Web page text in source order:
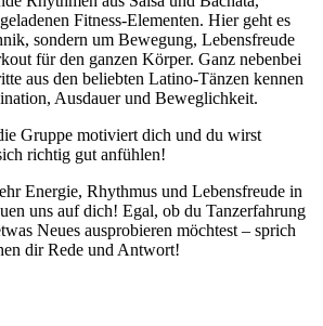
Fitness-Elementen. Hier geht es
sondern um Bewegung, Lebensfreude
für den ganzen Körper. Ganz nebenbei
aus den beliebten Latino-Tänzen kennen
Ausdauer und Beweglichkeit.
Gruppe motiviert dich und du wirst
richtig gut anfühlen!
Energie, Rhythmus und Lebensfreude in
uns auf dich! Egal, ob du Tanzerfahrung
Neues ausprobieren möchtest – sprich
dir Rede und Antwort!